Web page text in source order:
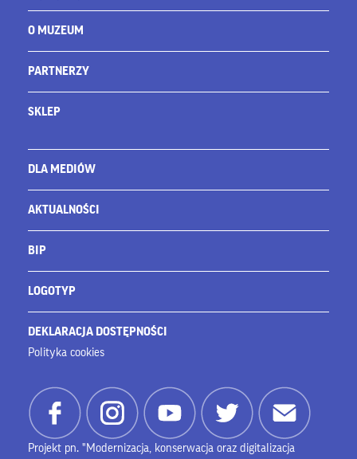
O MUZEUM
PARTNERZY
SKLEP
DLA MEDIÓW
AKTUALNOŚCI
BIP
LOGOTYP
DEKLARACJA DOSTĘPNOŚCI
Polityka cookies
Projekt pn. "Modernizacja, konserwacja oraz digitalizacja